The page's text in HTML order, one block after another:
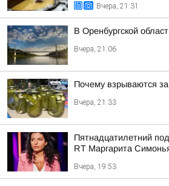
Вчера, 21:31
В Оренбургской
Вчера, 21:06
Почему взрываются
Вчера, 21:33
Пятнадцатилетний
RT Маргарита
Вчера, 19:53